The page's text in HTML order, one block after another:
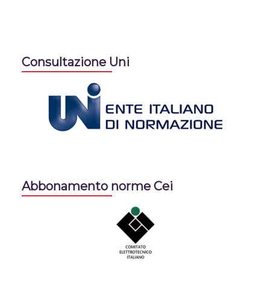
Consultazione Uni
Abbonamento norme Cei